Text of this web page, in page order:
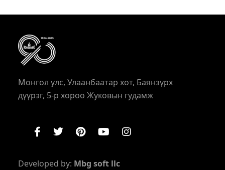
Монгол улс, Улаанбаатар хот, Баянзүрх
дүүрэг, 5-р хороо Жуковын гудамж
Developed by: Mbg soft llc